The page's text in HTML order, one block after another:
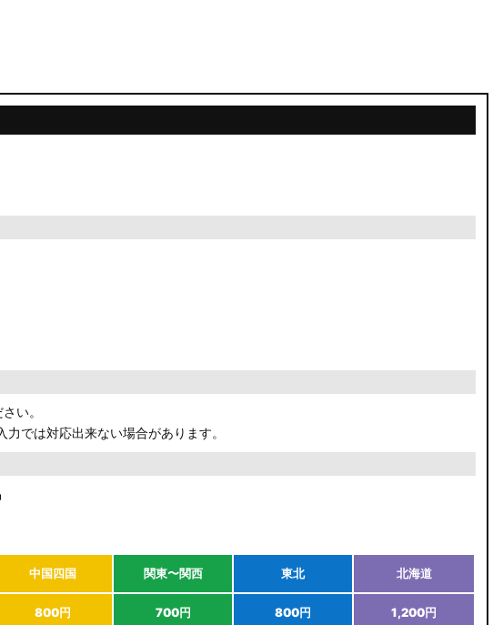
い。
では対応出来ない場合があります。
中国四国 関東〜関西 東北 北海道
800円 700円 800円 1,200円